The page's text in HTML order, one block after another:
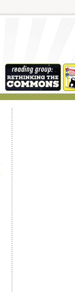
Top
Feature
Menu
Skip
to
primary
Skip
to
secondary